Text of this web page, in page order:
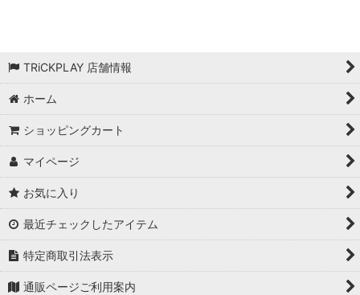
日本語版
その他
和訳ルール無し
TRiCKPLAY 店舗情報
ホーム
ショッピングカート
マイページ
お気に入り
最近チェックしたアイテム
特定商取引法表示
通販ページご利用案内